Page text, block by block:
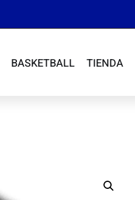
BASKETBALL TIENDA